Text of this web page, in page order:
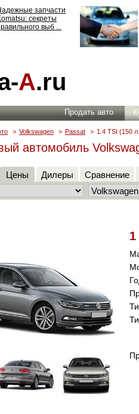
запчасти
секреты
выб ...
все,
нужно знать ...
А.ru
Продать авто
> Volkswagen > Passat > 1.4 TSI (150
автомобиль
Цены Дилеры Сравнение
1